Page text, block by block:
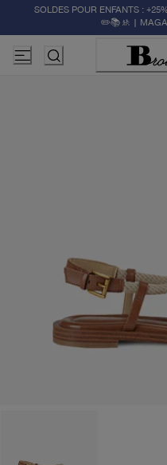
SOLDES POUR ENFANTS :
✏️📚🚸 |